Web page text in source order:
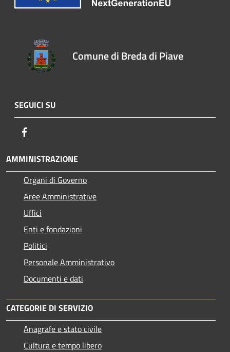
Comune di Breda di Piave
SEGUICI SU
AMMINISTRAZIONE
Organi di Governo
Aree Amministrative
Uffici
Enti e fondazioni
Politici
Personale Amministrativo
Documenti e dati
CATEGORIE DI SERVIZIO
Anagrafe e stato civile
Cultura e tempo libero